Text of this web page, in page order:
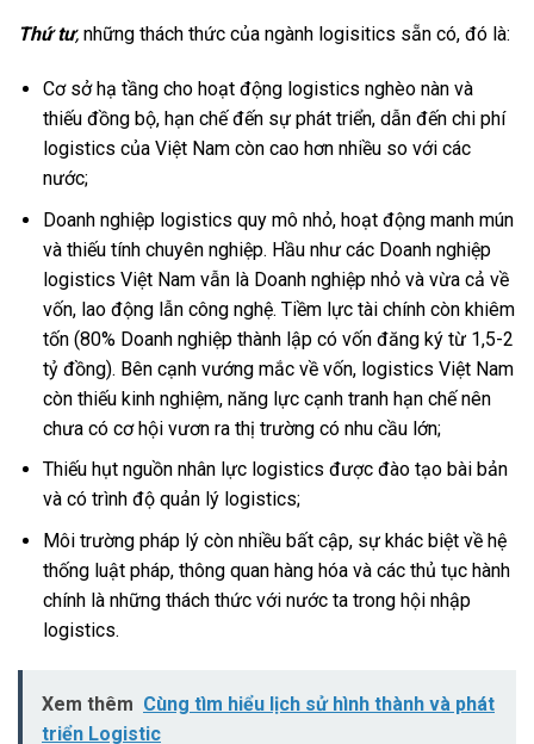
Thứ tư, những thách thức của ngành logisitics sẵn có, đó là:
Cơ sở hạ tầng cho hoạt động logistics nghèo nàn và
thiếu đồng bộ, hạn chế đến sự phát triển, dẫn đến chi phí
logistics của Việt Nam còn cao hơn nhiều so với các
nước;
Doanh nghiệp logistics quy mô nhỏ, hoạt động manh mún
và thiếu tính chuyên nghiệp. Hầu như các Doanh nghiệp
logistics Việt Nam vẫn là Doanh nghiệp nhỏ và vừa cả về
vốn, lao động lẫn công nghệ. Tiềm lực tài chính còn khiêm
tốn (80% Doanh nghiệp thành lập có vốn đăng ký từ 1,5-2
tỷ đồng). Bên cạnh vướng mắc về vốn, logistics Việt Nam
còn thiếu kinh nghiệm, năng lực cạnh tranh hạn chế nên
chưa có cơ hội vươn ra thị trường có nhu cầu lớn;
Thiếu hụt nguồn nhân lực logistics được đào tạo bài bản
và có trình độ quản lý logistics;
Môi trường pháp lý còn nhiều bất cập, sự khác biệt về hệ
thống luật pháp, thông quan hàng hóa và các thủ tục hành
chính là những thách thức với nước ta trong hội nhập
logistics.
Xem thêm Cùng tìm hiểu lịch sử hình thành và phát
triển Logistic